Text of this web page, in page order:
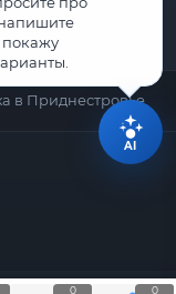
в Приднестровье.
покажу
AI
0 0